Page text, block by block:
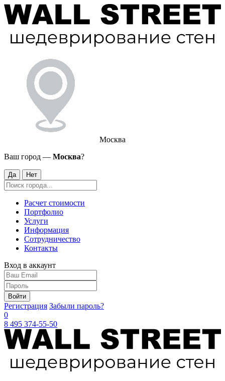
Москва
Ваш город — Москва?
Да Нет
Расчет стоимости
Портфолио
Услуги
Информация
Сотрудничество
Контакты
Вход в аккаунт
Войти
Регистрация Забыли пароль?
0
8 495 374-55-50